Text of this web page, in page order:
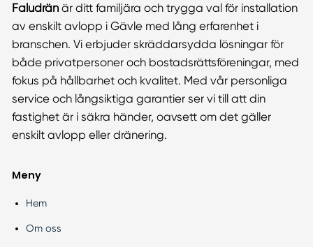
Faludränär ditt familjära och trygga val för installation
av enskilt avlopp i Gävle med lång erfarenhet i
branschen. Vi erbjuder skräddarsydda lösningar för
både privatpersoner och bostadsrättsföreningar, med
fokus på hållbarhet och kvalitet. Med vår personliga
service och långsiktiga garantier ser vi till att din
fastighet är i säkra händer, oavsett om det gäller
enskilt avlopp eller dränering.
Meny
Hem
Om oss